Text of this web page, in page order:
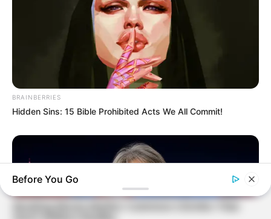
BRAINBERRIES
Hidden Sins: 15 Bible Prohibited Acts We All Commit!
Before You Go